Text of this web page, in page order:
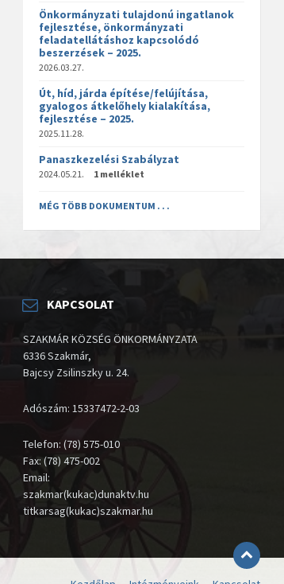
Önkormányzati tulajdonú ingatlanok
fejlesztése, önkormányzati
feladatellátáshoz kapcsolódó
beszerzések – 2025.
2026.03.27.
Út, híd, járda építése/felújítása,
gyalogos átkelőhely kialakítása,
fejlesztése – 2025.
2025.11.28.
Panaszkezelési Szabályzat
2024.05.21. 1 melléklet
MÉG TÖBB DOKUMENTUM . . .
KAPCSOLAT
SZAKMÁR KÖZSÉG ÖNKORMÁNYZATA
6336 Szakmár,
Bajcsy Zsilinszky u. 24.
Adószám: 15337472-2-03
Telefon: (78) 575-010
Fax: (78) 475-002
Email:
szakmar(kukac)dunaktv.hu
titkarsag(kukac)szakmar.hu